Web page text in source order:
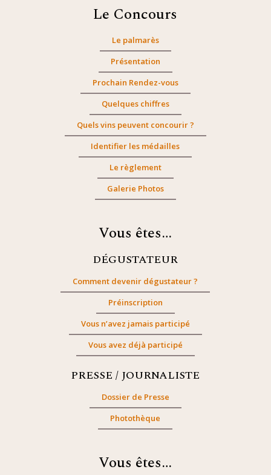
Le Concours
Le palmarès
Présentation
Prochain Rendez-vous
Quelques chiffres
Quels vins peuvent concourir ?
Identifier les médailles
Le règlement
Galerie Photos
Vous êtes…
DÉGUSTATEUR
Comment devenir dégustateur ?
Préinscription
Vous n’avez jamais participé
Vous avez déjà participé
PRESSE / JOURNALISTE
Dossier de Presse
Photothèque
Vous êtes…